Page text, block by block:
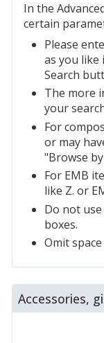
In the
certain
Please
as you like
Search
The more
your
For
or may
"Browse
For EMB
like Z. or
Do not
boxes.
Omit
Accessories,